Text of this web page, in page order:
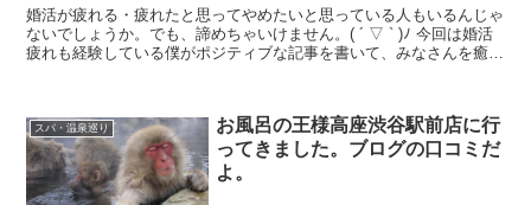
婚活が疲れる・疲れたと思ってやめたいと思っている人もいるんじゃ
ないでしょうか。でも、諦めちゃいけません。( ´ ▽ ` )ﾉ 今回は婚活
疲れも経験している僕がポジティブな記事を書いて、みなさんを癒し
スパ・温泉巡り
お風呂の王様高座渋谷駅前店に行
ってきました。ブログの口コミだ
よ。